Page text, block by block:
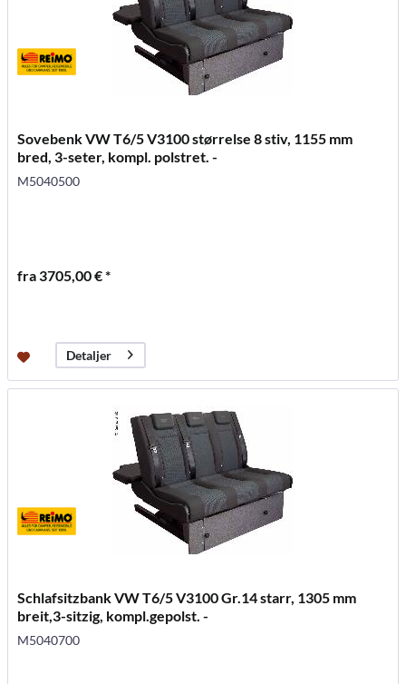
Sovebenk VW T6/5 V3100 størrelse 8 stiv, 1155 mm
bred, 3-seter, kompl. polstret. -
M5040500
fra 3705,00 € *
Detaljer
Schlafsitzbank VW T6/5 V3100 Gr.14 starr, 1305 mm
breit,3-sitzig, kompl.gepolst. -
M5040700